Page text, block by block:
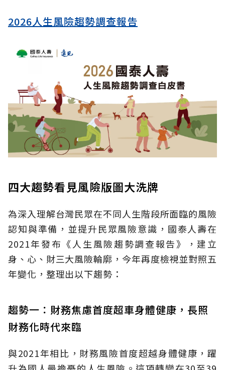
2026人生風險趨勢調查報告
四大趨勢看見風險版圖大洗牌
為深入理解台灣民眾在不同人生階段所面臨的風險
認知與準備，並提升民眾風險意識，國泰人壽在
2021年發布《人生風險趨勢調查報告》，建立
身、心、財三大風險輪廓，今年再度檢視並對照五
年變化，整理出以下趨勢：
趨勢一：財務焦慮首度超車身體健康，長照
財務化時代來臨
與2021年相比，財務風險首度超越身體健康，躍